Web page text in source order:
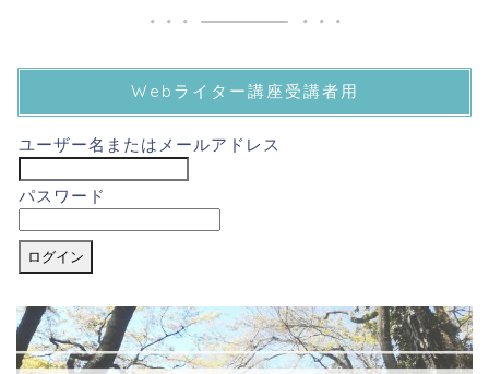
Webライター講座受講者用
ユーザー名またはメールアドレス
パスワード